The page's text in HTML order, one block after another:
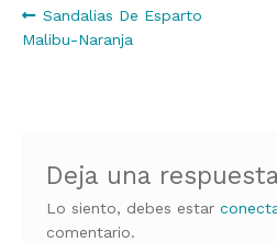
Navegación
de
Anterior:
Sandalias De Esparto
Malibu-Naranja
Deja una
Lo siento, debes estar
comentario.